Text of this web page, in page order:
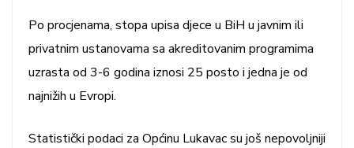
Po procjenama, stopa upisa djece u BiH u javnim ili
privatnim ustanovama sa akreditovanim programima
uzrasta od 3-6 godina iznosi 25 posto i jedna je od
najnižih u Evropi.
Statistički podaci za Općinu Lukavac su još nepovoljniji